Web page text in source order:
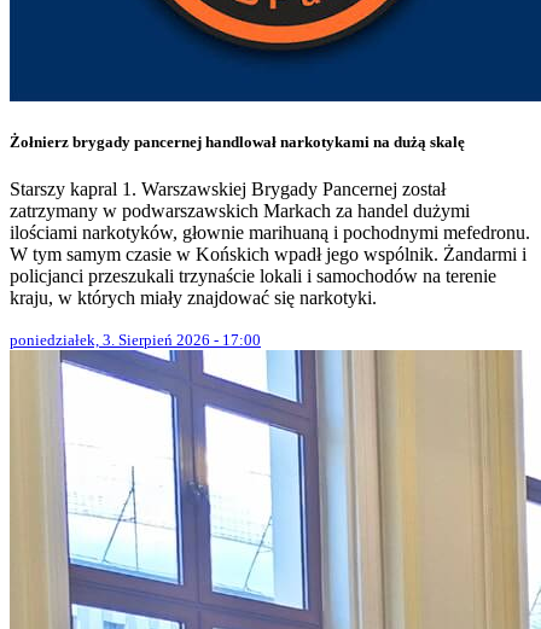
Żołnierz brygady pancernej handlował narkotykami na dużą skalę
Starszy kapral 1. Warszawskiej Brygady Pancernej został
zatrzymany w podwarszawskich Markach za handel dużymi
ilościami narkotyków, głownie marihuaną i pochodnymi mefedronu.
W tym samym czasie w Końskich wpadł jego wspólnik. Żandarmi i
policjanci przeszukali trzynaście lokali i samochodów na terenie
kraju, w których miały znajdować się narkotyki.
poniedziałek, 3. Sierpień 2026 - 17:00